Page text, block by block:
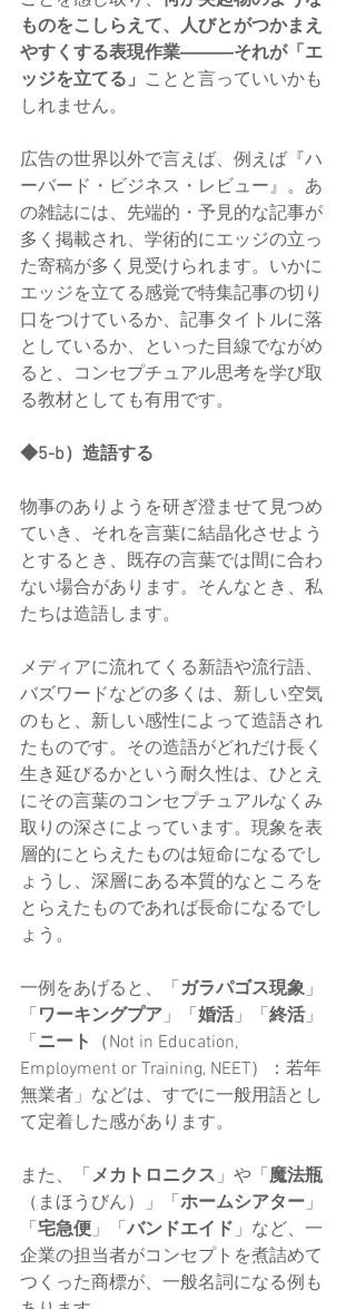
ものをこしらえて、人びとがつかまえ
やすくする表現作業―――それが「エ
ッジを立てる」 ことと言っていいかも
しれません。
広告の世界以外で言えば、例えば『ハ
ーバード・ビジネス・レビュー』。あ
の雑誌には、先端的・予見的な記事が
多く掲載され、学術的にエッジの立っ
た寄稿が多く見受けられます。いかに
エッジを立てる感覚で特集記事の切り
口をつけているか、記事タイトルに落
としているか、といった目線でながめ
ると、コンセプチュアル思考を学び取
る教材としても有用です。
◆5-b）造語する
物事のありようを研ぎ澄ませて見つめ
ていき、それを言葉に結晶化させよう
とするとき、既存の言葉では間に合わ
ない場合があります。そんなとき、私
たちは造語します。
メディアに流れてくる新語や流行語、
バズワードなどの多くは、新しい空気
のもと、新しい感性によって造語され
たものです。その造語がどれだけ長く
生き延びるかという耐久性は、ひとえ
にその言葉のコンセプチュアルなくみ
取りの深さによっています。現象を表
層的にとらえたものは短命になるでし
ょうし、深層にある本質的なところを
とらえたものであれば長命になるでし
ょう。
一例をあげると、「 ガラパゴス現象」
「 ワーキングプア」「 婚活」「 終活」
「 ニート
（Not in Education,
Employment or Training, NEET）：若年
無業者」などは、すでに一般用語とし
て定着した感があります。
また、「 メカトロニクス」や「 魔法瓶
（まほうびん）」「 ホームシアター」
「 宅急便」「 バンドエイド」など、一
企業の担当者がコンセプトを煮詰めて
つくった商標が、一般名詞になる例も